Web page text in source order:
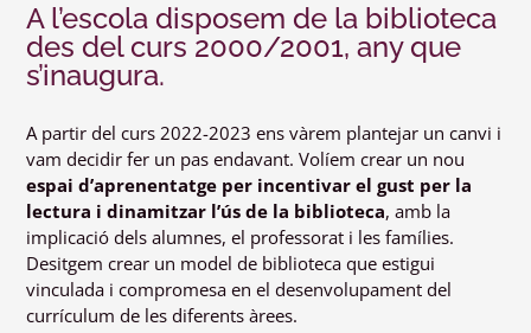
A l’escola disposem de la biblioteca
des del curs 2000/2001, any que
s’inaugura.
A partir del curs 2022-2023 ens vàrem plantejar un canvi i
vam decidir fer un pas endavant. Volíem crear un nou
espai d’aprenentatge per incentivar el gust per la
lectura i dinamitzar l’ús de la biblioteca, amb la
implicació dels alumnes, el professorat i les famílies.
Desitgem crear un model de biblioteca que estigui
vinculada i compromesa en el desenvolupament del
currículum de les diferents àrees.